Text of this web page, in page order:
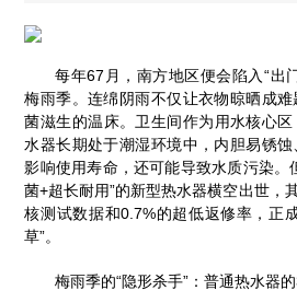
每年67月，南方地区便会陷入“出
梅雨季。连绵阴雨不仅让衣物晾晒成
菌滋生的温床。卫生间作为用水核心
水器长期处于潮湿环境中，内胆易锈
影响使用寿命，还可能导致水质污染。
菌+超长耐用”的新型热水器横空出世，
核测试数据和0.7%的超低返修率，正
草”。
梅雨季的“隐形杀手”：普通热水器